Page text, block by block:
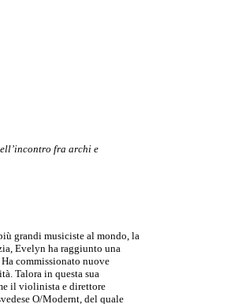
’incontro fra archi e
grandi musiciste al mondo, la
Evelyn ha raggiunto una
commissionato nuove
Talora in questa sua
il violinista e direttore
O/Modernt, del quale